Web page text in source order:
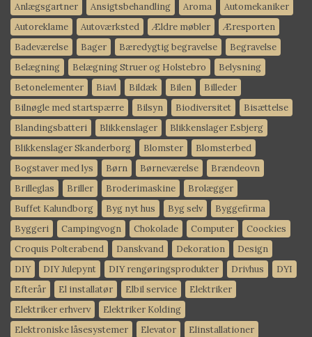
Anlægsgartner
Ansigtsbehandling Aroma
Automekaniker
Autoreklame
Autoværksted Ældre møbler
Æresporten
Badeværelse
Bager Bæredygtig begravelse
Begravelse
Belægning
Belægning Struer og Holstebro
Belysning
Betonelementer
Biavl Bildæk Bilen
Billeder
Bilnøgle med startspærre
Bilsyn Biodiversitet
Bisættelse
Blandingsbatteri
Blikkenslager
Blikkenslager Esbjerg
Blikkenslager Skanderborg
Blomster
Blomsterbed
Bogstaver med lys
Børn Børneværelse
Brændeovn
Brilleglas
Briller Broderimaskine
Brolægger
Buffet Kalundborg
Byg nyt hus Byg selv
Byggefirma
Byggeri
Campingvogn Chokolade Computer
Coockies
Croquis Polterabend
Danskvand Dekoration
Design
DIY
DIY Julepynt DIY rengøringsprodukter Drivhus
DYI
Efterår
El installatør Elbil service
Elektriker
Elektriker erhverv
Elektriker Kolding
Elektroniske låsesystemer
Elevator
Elinstallationer